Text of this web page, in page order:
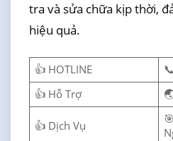
tra và sửa chữa kịp thời,
hiệu quả.
👍 HOTLINE
👍 Hỗ Trợ
👍 Dịch Vụ